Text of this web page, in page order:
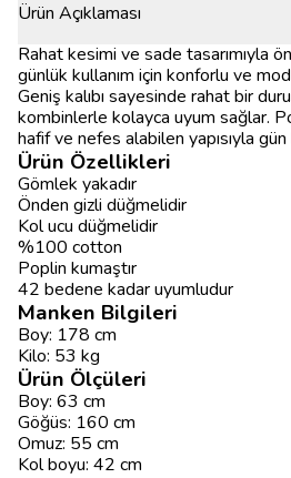
Ürün Açıklaması
Rahat kesimi ve sade tasarımıyla
günlük kullanım için konforlu ve
Geniş kalıbı sayesinde rahat bir
kombinlerle kolayca uyum sağlar.
hafif ve nefes alabilen yapısıyla
Ürün Özellikleri
Gömlek yakadır
Önden gizli düğmelidir
Kol ucu düğmelidir
%100 cotton
Poplin kumaştır
42 bedene kadar uyumludur
Manken Bilgileri
Boy: 178 cm
Kilo: 53 kg
Ürün Ölçüleri
Boy: 63 cm
Göğüs: 160 cm
Omuz: 55 cm
Kol boyu: 42 cm